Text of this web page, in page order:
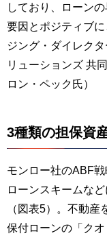
しており、ローン
要因とポジティブ
ジング・ダイレク
リューションズ 共
ロン・ペック氏）
3種類の担保資
モンロー社のABF
ローンスキームな
（図表5）。不動
保付ローンの「ク